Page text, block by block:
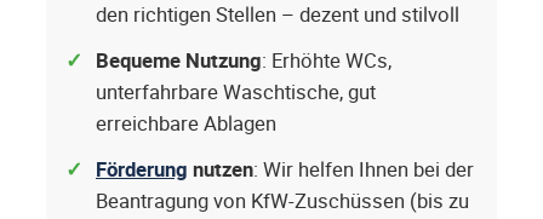
den richtigen Stellen – dezent und stilvoll
Bequeme Nutzung: Erhöhte WCs,
unterfahrbare Waschtische, gut
erreichbare Ablagen
Förderung nutzen: Wir helfen Ihnen bei der
Beantragung von KfW-Zuschüssen (bis zu